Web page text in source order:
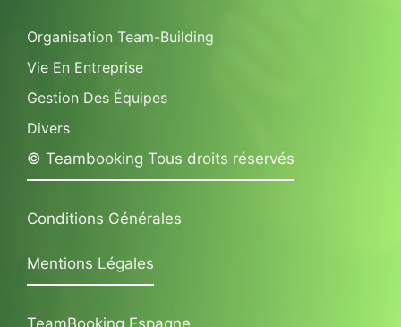
Organisation Team-Building
Vie En Entreprise
Gestion Des Équipes
Divers
© Teambooking Tous droits réservés
Conditions Générales
Mentions Légales